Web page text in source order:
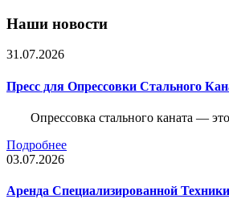
Наши новости
31.07.2026
Пресс для Опрессовки Стального
Опрессовка стального каната —
Подробнее
03.07.2026
Аренда Специализированной